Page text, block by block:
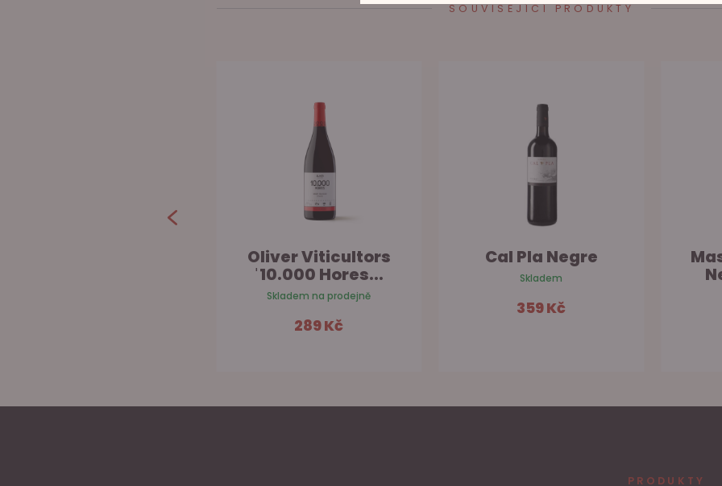
SOUVISEJÍCÍ PRODUKTY
Oliver Viticultors
ˈ10.000 Hores...
Skladem na prodejně
289 Kč
Cal Pla Negre
Skladem
359 Kč
PRODUKTY